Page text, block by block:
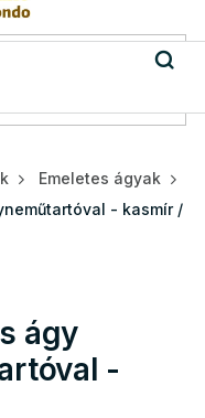
Emeletes ágyak
- kasmír /
ágy
-